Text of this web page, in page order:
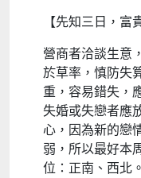
【先知三日，富
營商者洽談生意
於草率，慎防失
重，容易錯失，
失婚或失戀者應
心，因為新的戀
弱，所以最好本
位：正南、西北。